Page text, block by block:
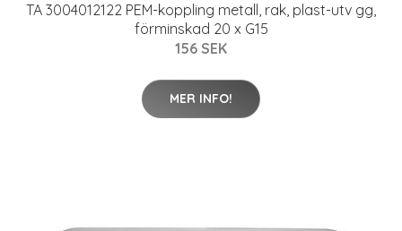
TA 3004012122 PEM-koppling metall, rak, plast-utv gg,
förminskad 20 x G15
156 SEK
MER INFO!